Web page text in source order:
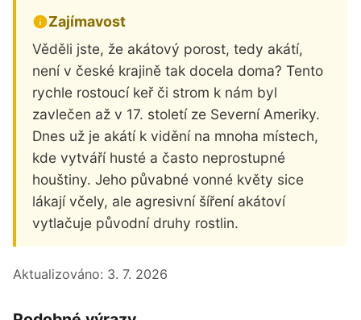
Zajímavost
Věděli jste, že akátový porost, tedy akátí,
není v české krajině tak docela doma? Tento
rychle rostoucí keř či strom k nám byl
zavlečen až v 17. století ze Severní Ameriky.
Dnes už je akátí k vidění na mnoha místech,
kde vytváří husté a často neprostupné
houštiny. Jeho půvabné vonné květy sice
lákají včely, ale agresivní šíření akátoví
vytlačuje původní druhy rostlin.
Aktualizováno: 3. 7. 2026